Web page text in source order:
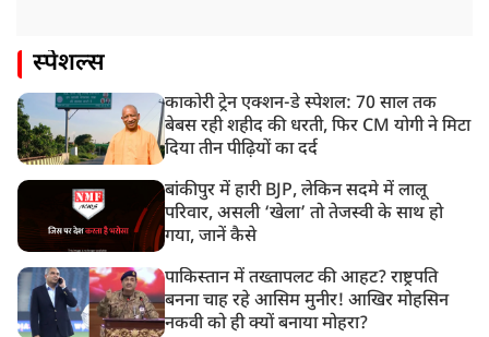
स्पेशल्स
काकोरी ट्रेन एक्शन-डे स्पेशल: 70 साल तक
बेबस रही शहीद की धरती, फिर CM योगी ने मिटा
दिया तीन पीढ़ियों का दर्द
बांकीपुर में हारी BJP, लेकिन सदमे में लालू
परिवार, असली ‘खेला’ तो तेजस्वी के साथ हो
गया, जानें कैसे
पाकिस्तान में तख्तापलट की आहट? राष्ट्रपति
बनना चाह रहे आसिम मुनीर! आखिर मोहसिन
नकवी को ही क्यों बनाया मोहरा?